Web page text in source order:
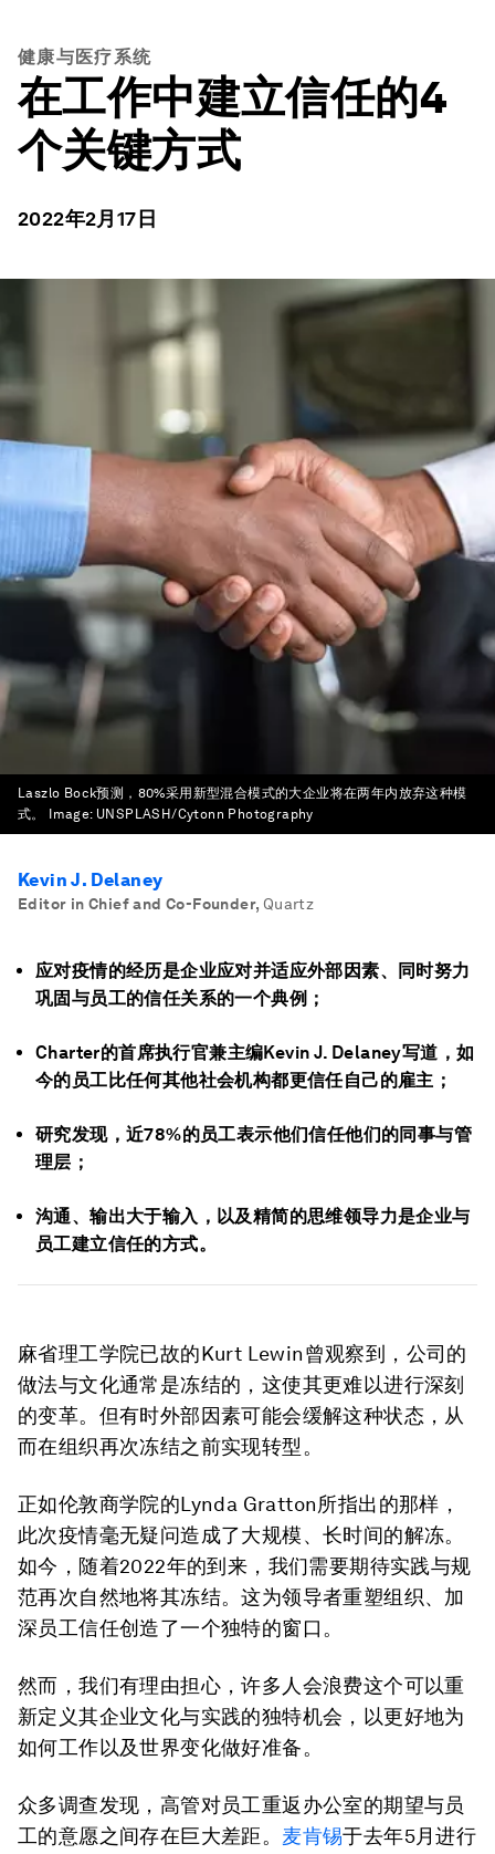
健康与医疗系统
在工作中建立信任的4
个关键方式
2022年2月17日
Laszlo Bock预测，80%采用新型混合模式的大企业将在两年内放弃这种模
式。
Image: UNSPLASH/Cytonn Photography
Kevin J. Delaney
Editor in Chief and Co-Founder, Quartz
应对疫情的经历是企业应对并适应外部因素、同时努力
巩固与员工的信任关系的一个典例；
Charter的首席执行官兼主编Kevin J. Delaney写道，如
今的员工比任何其他社会机构都更信任自己的雇主；
研究发现，近78%的员工表示他们信任他们的同事与管
理层；
沟通、输出大于输入，以及精简的思维领导力是企业与
员工建立信任的方式。
麻省理工学院已故的Kurt Lewin曾观察到，公司的
做法与文化通常是冻结的，这使其更难以进行深刻
的变革。但有时外部因素可能会缓解这种状态，从
而在组织再次冻结之前实现转型。
正如伦敦商学院的Lynda Gratton所指出的那样，
此次疫情毫无疑问造成了大规模、长时间的解冻。
如今，随着2022年的到来，我们需要期待实践与规
范再次自然地将其冻结。这为领导者重塑组织、加
深员工信任创造了一个独特的窗口。
然而，我们有理由担心，许多人会浪费这个可以重
新定义其企业文化与实践的独特机会，以更好地为
如何工作以及世界变化做好准备。
众多调查发现，高管对员工重返办公室的期望与员
工的意愿之间存在巨大差距。 麦肯锡于去年5月进行